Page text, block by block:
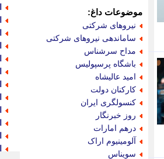
موضوعات داغ:
نیروهای شرکتی
ساماندهی نیروهای شرکتی
مداح سرشناس
باشگاه پرسپولیس
امید عالیشاه
کارکنان دولت
کنسولگری ایران
روز خبرنگار
درهم امارات
آلومینیوم اراک
سویناس